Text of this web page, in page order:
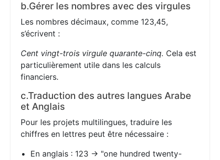
b.Gérer les nombres avec des virgules
Les nombres décimaux, comme 123,45,
s’écrivent :
Cent vingt-trois virgule quarante-cinq. Cela est
particulièrement utile dans les calculs
financiers.
c.Traduction des autres langues Arabe
et Anglais
Pour les projets multilingues, traduire les
chiffres en lettres peut être nécessaire :
En anglais : 123 → "one hundred twenty-